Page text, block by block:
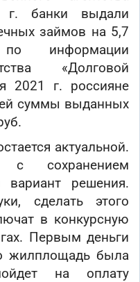
банки выдали
займов на 5,7
информации
«Долговой
2021 г. россияне
суммы выданных
актуальной.
с сохранением
решения.
сделать этого
в конкурсную
Первым деньги
жилплощадь была
на оплату